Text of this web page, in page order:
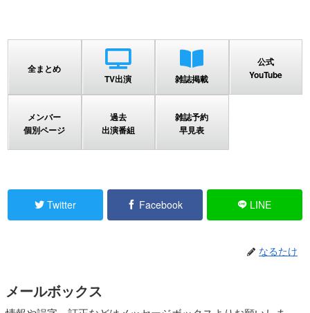
全まとめ
TV出演
雑誌掲載
公式
YouTube
メンバー
個別ページ
過去
出演番組
雑誌予約
早見表
Twitter Facebook LINE
なるたけ
メールボックス